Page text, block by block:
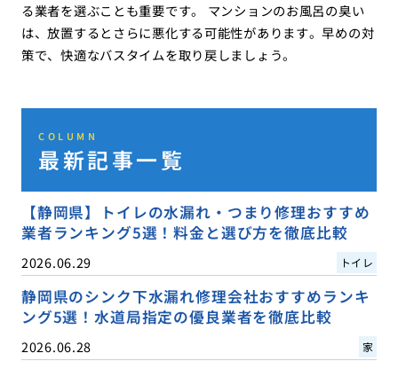
る業者を選ぶことも重要です。 マンションのお風呂の臭い
は、放置するとさらに悪化する可能性があります。早めの対
策で、快適なバスタイムを取り戻しましょう。
COLUMN
最新記事一覧
【静岡県】トイレの水漏れ・つまり修理おすすめ
業者ランキング5選！料金と選び方を徹底比較
2026.06.29 トイレ
静岡県のシンク下水漏れ修理会社おすすめランキ
ング5選！水道局指定の優良業者を徹底比較
2026.06.28 家